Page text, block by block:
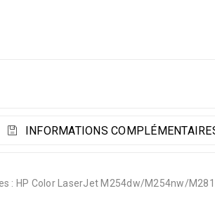
INFORMATIONS
: HP Color LaserJet M254dw/M254nw/